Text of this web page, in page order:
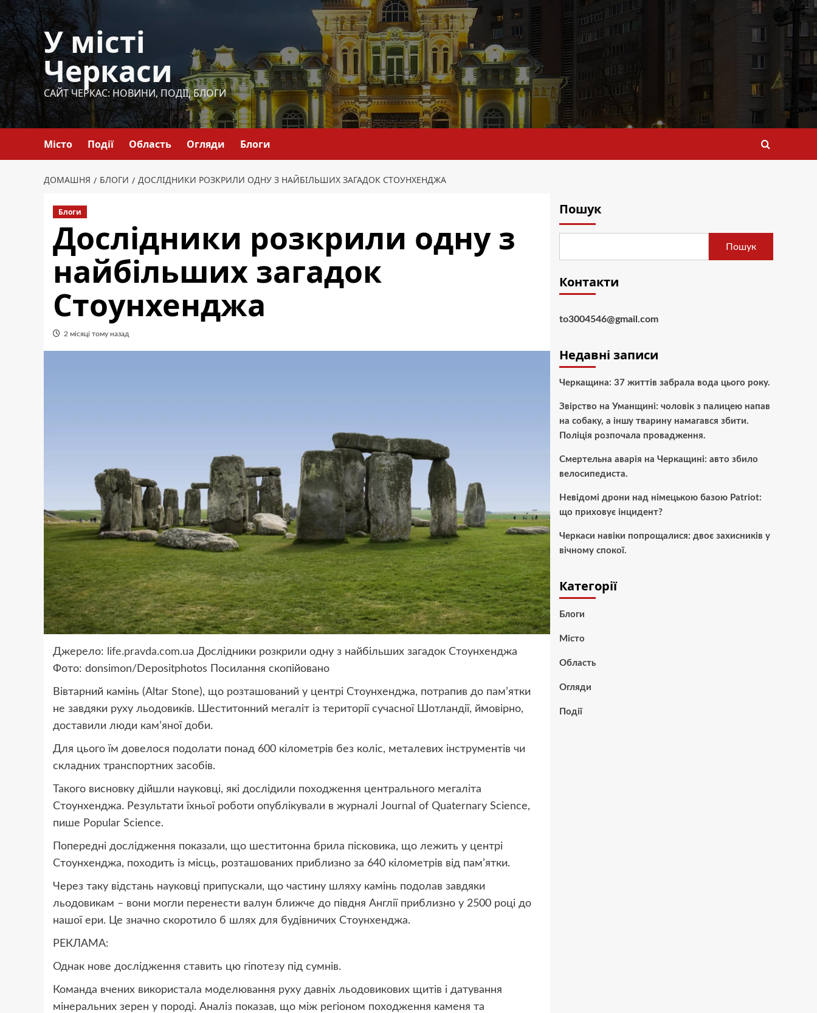
Перейти
до
вмісту
У місті
Черкаси
САЙТ ЧЕРКАС: НОВИНИ, ПОДІЇ, БЛОГИ
Місто Події Область Огляди Блоги
ДОМАШНЯ БЛОГИ ДОСЛІДНИКИ РОЗКРИЛИ ОДНУ З НАЙБІЛЬШИХ ЗАГАДОК СТОУНХЕНДЖА
Блоги
Дослідники розкрили одну з
найбільших загадок
Стоунхенджа
2 місяці тому назад
Джерело: life.pravda.com.ua Дослідники розкрили одну з найбільших загадок Стоунхенджа
Фото: donsimon/Depositphotos Посилання скопійовано
Вівтарний камінь (Altar Stone), що розташований у центрі Стоунхенджа, потрапив до пам’ятки
не завдяки руху льодовиків. Шеститонний мегаліт із території сучасної Шотландії, ймовірно,
доставили люди кам’яної доби.
Для цього їм довелося подолати понад 600 кілометрів без коліс, металевих інструментів чи
складних транспортних засобів.
Такого висновку дійшли науковці, які дослідили походження центрального мегаліта
Стоунхенджа. Результати їхньої роботи опублікували в журналі Journal of Quaternary Science,
пише Popular Science.
Попередні дослідження показали, що шеститонна брила пісковика, що лежить у центрі
Стоунхенджа, походить із місць, розташованих приблизно за 640 кілометрів від пам’ятки.
Через таку відстань науковці припускали, що частину шляху камінь подолав завдяки
льодовикам – вони могли перенести валун ближче до півдня Англії приблизно у 2500 році до
нашої ери. Це значно скоротило б шлях для будівничих Стоунхенджа.
РЕКЛАМА:
Однак нове дослідження ставить цю гіпотезу під сумнів.
Команда вчених використала моделювання руху давніх льодовикових щитів і датування
мінеральних зерен у породі. Аналіз показав, що між регіоном походження каменя та
Пошук
Пошук
Контакти
to3004546@gmail.com
Недавні записи
Черкащина: 37 життів забрала вода цього року.
Звірство на Уманщині: чоловік з палицею напав
на собаку, а іншу тварину намагався збити.
Поліція розпочала провадження.
Смертельна аварія на Черкащині: авто збило
велосипедиста.
Невідомі дрони над німецькою базою Patriot:
що приховує інцидент?
Черкаси навіки попрощалися: двоє захисників у
вічному спокої.
Категорії
Блоги
Місто
Область
Огляди
Події